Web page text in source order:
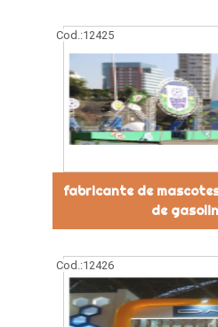
Cod.:12425
fabricante de
de
Cod.:12426